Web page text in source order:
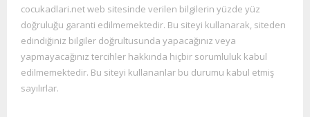
cocukadlari.net web sitesinde verilen bilgilerin yüzde yüz
doğruluğu garanti edilmemektedir. Bu siteyi kullanarak, siteden
edindiğiniz bilgiler doğrultusunda yapacağınız veya
yapmayacağınız tercihler hakkında hiçbir sorumluluk kabul
edilmemektedir. Bu siteyi kullananlar bu durumu kabul etmiş
sayılırlar.